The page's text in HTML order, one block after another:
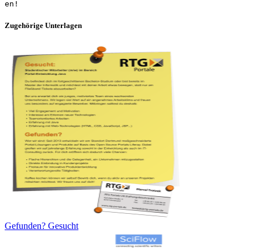
Zugehörige Unterlagen
Gefunden? Gesucht